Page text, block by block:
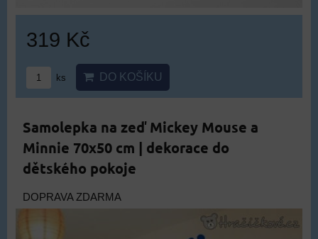
319 Kč
ks DO KOŠÍKU
Samolepka na zeď Mickey Mouse a
Minnie 70x50 cm | dekorace do
dětského pokoje
DOPRAVA ZDARMA